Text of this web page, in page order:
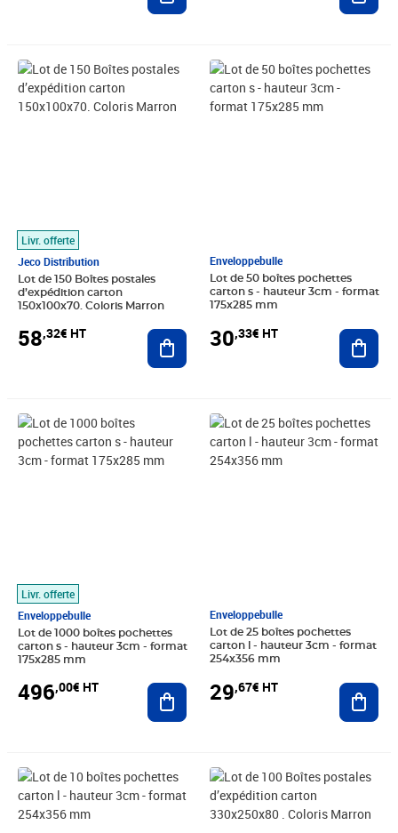
Livr. offerte
Jeco Distribution
Lot de 150 Boîtes postales
d’expédition carton
150x100x70. Coloris Marron
58,32€ HT
Prix 58,32€ HT
Ajouter au panier
Enveloppebulle
Lot de 50 boîtes pochettes
carton s - hauteur 3cm - format
175x285 mm
30,33€ HT
Prix 30,33€ HT
Livr. offerte
Enveloppebulle
Lot de 1000 boîtes pochettes
carton s - hauteur 3cm - format
175x285 mm
496,00€ HT
Prix 496,00€ HT
Ajouter au panier
Enveloppebulle
Lot de 25 boîtes pochettes
carton l - hauteur 3cm - format
254x356 mm
29,67€ HT
Prix 29,67€ HT
Prix 14,25€ HT Prix 96,66€ HT